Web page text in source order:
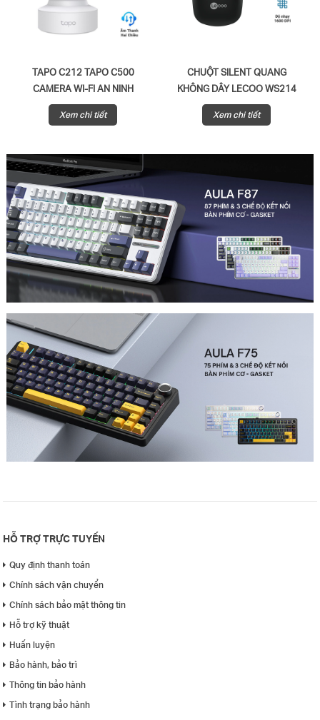
TAPO C212 TAPO C500
CAMERA WI-FI AN NINH
QUAY/QUÉT
Xem chi tiết
CHUỘT SILENT QUANG
KHÔNG DÂY LECOO WS214
Xem chi tiết
HỖ TRỢ TRỰC TUYẾN
Quy định thanh toán
Chính sách vận chuyển
Chính sách bảo mật thông tin
Hỗ trợ kỹ thuật
Huấn luyện
Bảo hành, bảo trì
Thông tin bảo hành
Tình trạng bảo hành